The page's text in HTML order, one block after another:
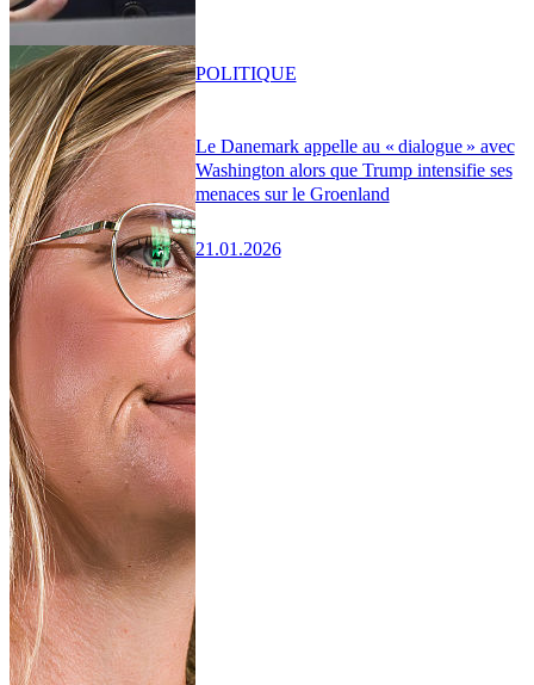
Le Danemark appelle au « dialogue » avec
Washington alors que Trump intensifie ses
menaces sur le Groenland
21.01.2026
POLITIQUE